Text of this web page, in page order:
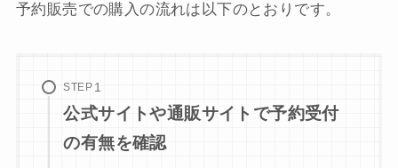
予約販売での購入の流れは以下のとおりです。
STEP
公式サイトや通販サイトで予約受付
の有無を確認